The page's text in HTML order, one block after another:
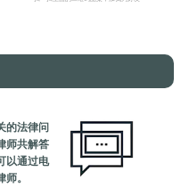
的法律问
师共解答
以通过电
。